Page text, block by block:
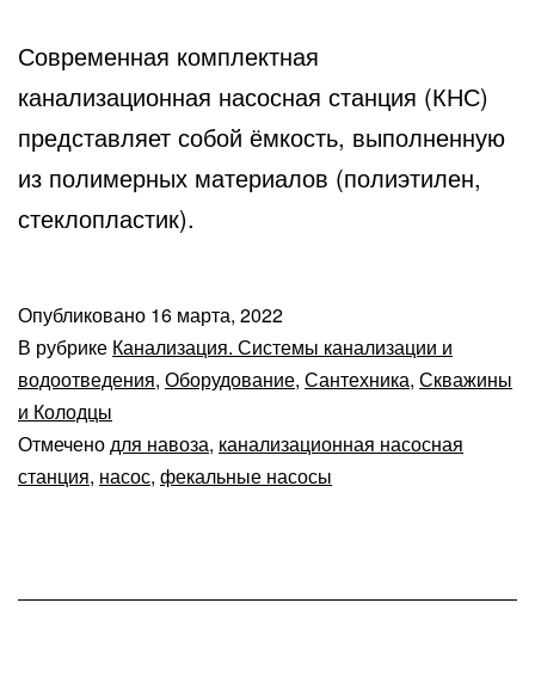
Современная комплектная
канализационная насосная станция (КНС)
представляет собой ёмкость, выполненную
из полимерных материалов (полиэтилен,
стеклопластик).
Опубликовано 16 марта, 2022
В рубрике Канализация. Системы канализации и
водоотведения, Оборудование, Сантехника, Скважины
и Колодцы
Отмеченодля навоза, канализационная насосная
станция, насос, фекальные насосы